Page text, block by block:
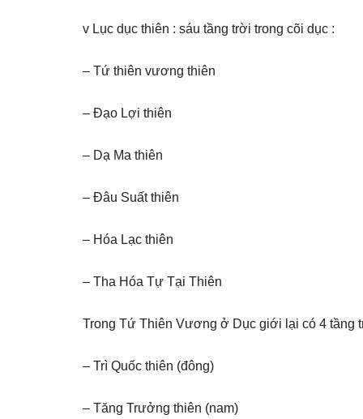
v Lục dục thiên : sáu tầng trời trong cõi dục :
– Tứ thiên vương thiên
– Đạo Lợi thiên
– Dạ Ma thiên
– Đâu Suất thiên
– Hóa Lạc thiên
– Tha Hóa Tự Tại Thiên
Trong Tứ Thiên Vương ở Dục giới lại có 4 tầng
– Trì Quốc thiên (đông)
– Tăng Trưởng thiên (nam)